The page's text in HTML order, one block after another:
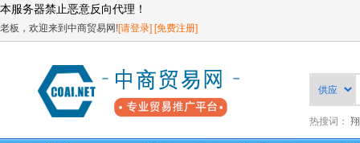
本服务器禁止恶意反向代理！
老板，欢迎来到中商贸易网![请登录][免费注册]
热搜词：